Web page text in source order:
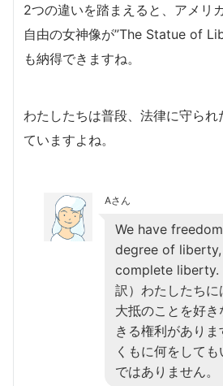
2つの違いを踏まえると、アメリ
自由の女神像が”The Statue of
も納得できますね。
わたしたちは普段、法律に守られ
ていますよね。
Aさん
We have
degree of
complete liberty.
訳）わたしたちに
大抵のことを好
きる権利があり
くもに何をして
ではありません。